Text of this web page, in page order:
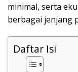
minimal, serta
berbagai jenjang
Daftar Isi